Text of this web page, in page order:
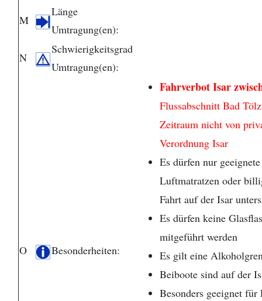
M
Länge
Umtragung(en):
N
Schwierigkeitsgrad
Umtragung(en):
O Besonderheiten:
Fahrverbot Isar
Flussabschnitt Bad
Zeitraum nicht von
Verordnung Isar
Es dürfen nur
Luftmatratzen oder
Fahrt auf der Isar
Es dürfen keine
mitgeführt werden
Es gilt eine
Beiboote sind auf der
Besonders geeignet